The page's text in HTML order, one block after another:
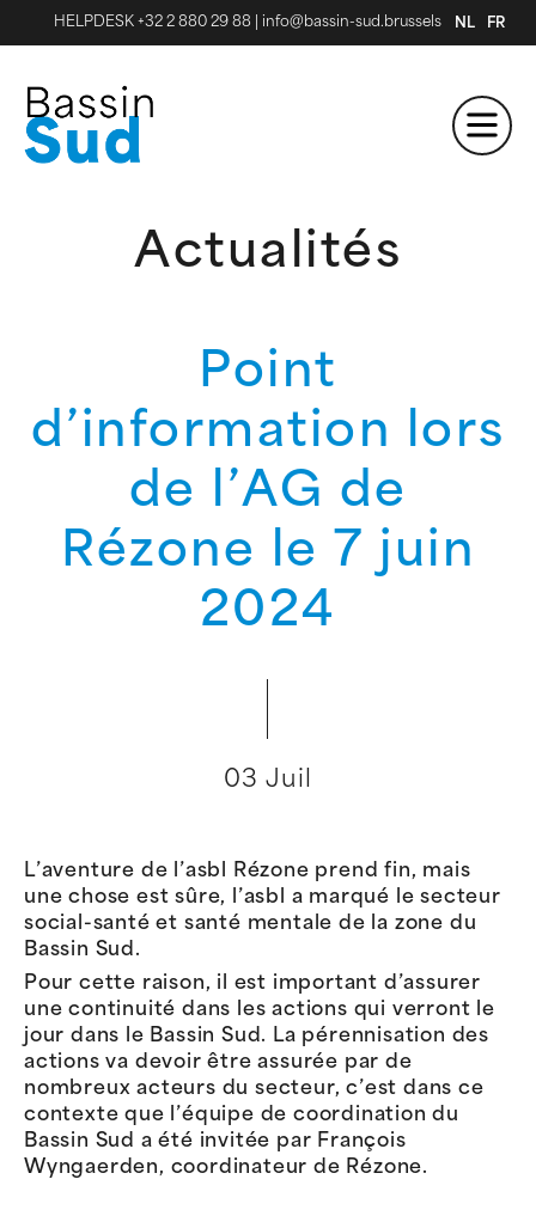
HELPDESK +32 2 880 29 88 info@bassin-sud.brussels NL FR
Actualités
Point
d’information lors
de l’AG de
Rézone le 7 juin
2024
03 Juil
L’aventure de l’asbl
Rézone prend fin, mais
une chose est sûre,
l’asbl a marqué le secteur
social-santé et santé mentale de la zone du
Bassin Sud.
Pour cette raison, il est important d’assurer
unecontinuité dans les actions qui verront le
jour dans le Bassin Sud. La pérennisation des
actions va devoir êtreassurée par de
nombreuxacteurs du secteur, c’est dans ce
contexte que l’équipe de coordination du
Bassin Sud a été invitée par François
Wyngaerden, coordinateur de Rézone.